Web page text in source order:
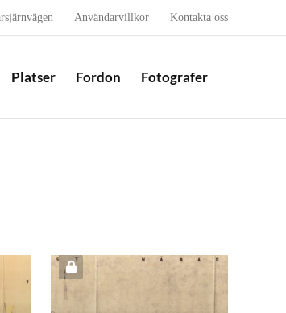
Användarvillkor Kontakta oss
Platser Fordon Fotografer